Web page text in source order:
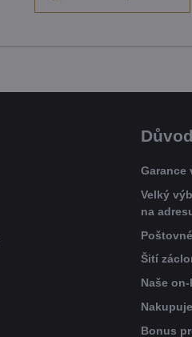
Garance
Velký
na
Šití
Naše
Bonus